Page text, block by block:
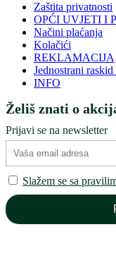
Zaštita privatnosti
OPĆI UVJETI I
Načini plaćanja
Kolačići
REKLAMACIJA
Jednostrani
INFO
Želiš znati o
Prijavi se na newsletter
Slažem se sa